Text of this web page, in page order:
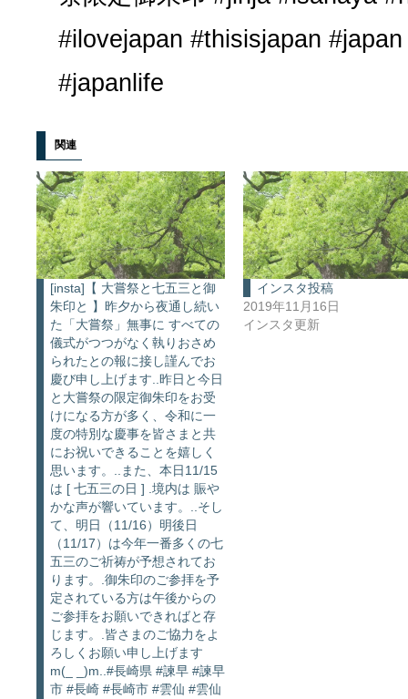
#ilovejapan #thisisjapan
#japanlife
関連
[insta]【 大嘗祭と七五三と御
朱印と 】昨夕から夜通し続い
た「大嘗祭」無事に すべての
儀式がつつがなく執りおさめ
られたとの報に接し謹んでお
慶び申し上げます..昨日と今日
と大嘗祭の限定御朱印をお受
けになる方が多く、令和に一
度の特別な慶事を皆さまと共
にお祝いできることを嬉しく
思います。..また、本日11/15
は [ 七五三の日 ] .境内は 賑や
かな声が響いています。..そし
て、明日（11/16）明後日
（11/17）は今年一番多くの七
五三のご祈祷が予想されてお
ります。.御朱印のご参拝を予
定されている方は午後からの
ご参拝をお願いできればと存
じます。.皆さまのご協力をよ
ろしくお願い申し上げます
m(_ _)m..#長崎県 #諫早 #諫早
市 #長崎 #長崎市 #雲仙 #雲仙
インスタ投稿
2019年11月16日
インスタ更新